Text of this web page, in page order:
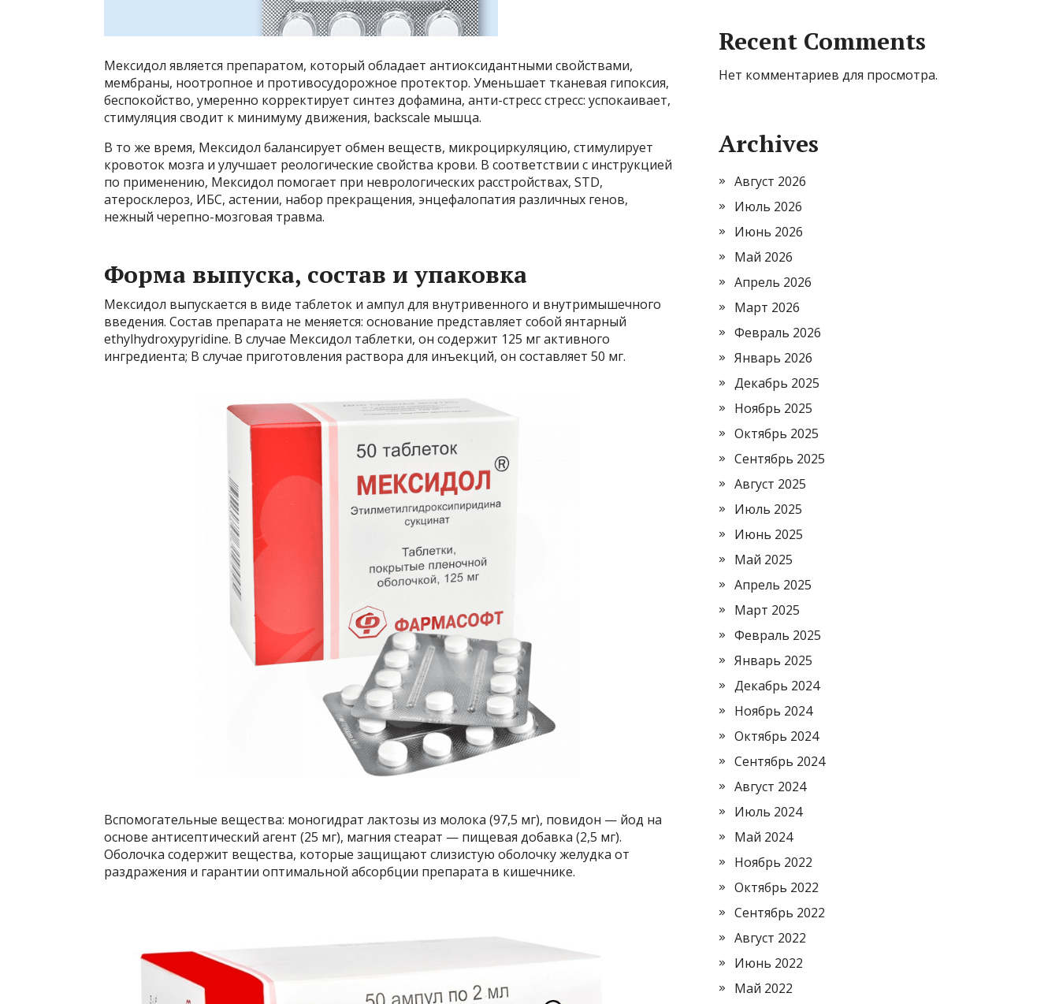
Мексидол является препаратом, который обладает антиоксидантными свойствами,
мембраны, ноотропное и противосудорожное протектор. Уменьшает тканевая гипоксия,
беспокойство, умеренно корректирует синтез дофамина, анти-стресс стресс: успокаивает,
стимуляция сводит к минимуму движения, backscale мышца.
В то же время, Мексидол балансирует обмен веществ, микроциркуляцию, стимулирует
кровоток мозга и улучшает реологические свойства крови. В соответствии с инструкцией
по применению, Мексидол помогает при неврологических расстройствах, STD,
атеросклероз, ИБС, астении, набор прекращения, энцефалопатия различных генов,
нежный черепно-мозговая травма.
Форма выпуска, состав и упаковка
Мексидол выпускается в виде таблеток и ампул для внутривенного и внутримышечного
введения. Состав препарата не меняется: основание представляет собой янтарный
ethylhydroxypyridine. В случае Мексидол таблетки, он содержит 125 мг активного
ингредиента; В случае приготовления раствора для инъекций, он составляет 50 мг.
Вспомогательные вещества: моногидрат лактозы из молока (97,5 мг), повидон — йод на
основе антисептический агент (25 мг), магния стеарат — пищевая добавка (2,5 мг).
Оболочка содержит вещества, которые защищают слизистую оболочку желудка от
раздражения и гарантии оптимальной абсорбции препарата в кишечнике.
Recent Comments
Нет комментариев для просмотра.
Archives
Август 2026
Июль 2026
Июнь 2026
Май 2026
Апрель 2026
Март 2026
Февраль 2026
Январь 2026
Декабрь 2025
Ноябрь 2025
Октябрь 2025
Сентябрь 2025
Август 2025
Июль 2025
Июнь 2025
Май 2025
Апрель 2025
Март 2025
Февраль 2025
Январь 2025
Декабрь 2024
Ноябрь 2024
Октябрь 2024
Сентябрь 2024
Август 2024
Июль 2024
Май 2024
Ноябрь 2022
Октябрь 2022
Сентябрь 2022
Август 2022
Июнь 2022
Май 2022